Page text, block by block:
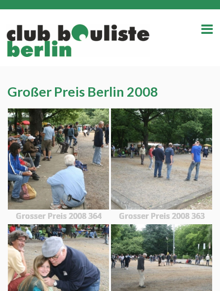
Großer Preis Berlin 2008
Grosser Preis 2008 364 Grosser Preis 2008 363